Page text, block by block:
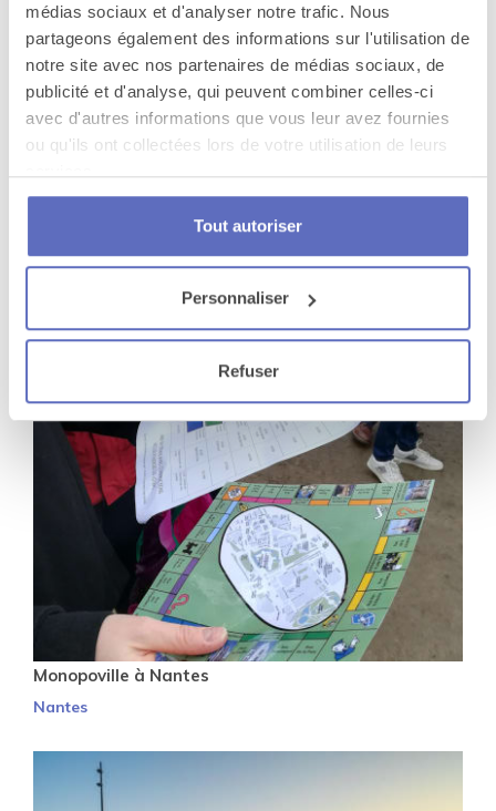
médias sociaux et d'analyser notre trafic. Nous
partageons également des informations sur l'utilisation de
notre site avec nos partenaires de médias sociaux, de
publicité et d'analyse, qui peuvent combiner celles-ci
avec d'autres informations que vous leur avez fournies
ou qu'ils ont collectées lors de votre utilisation de leurs
Tout autoriser
Personnaliser
Refuser
Voyage en éléphant géant
Monopoville à Nantes
Nantes